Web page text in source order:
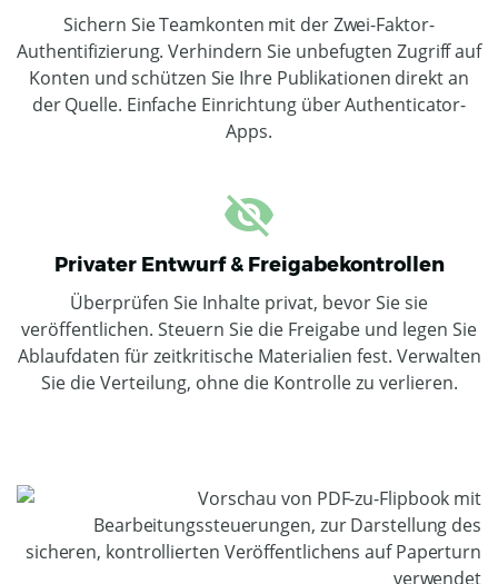
Sichern Sie Teamkonten mit der Zwei-Faktor-
Authentifizierung. Verhindern Sie unbefugten Zugriff auf
Konten und schützen Sie Ihre Publikationen direkt an
der Quelle. Einfache Einrichtung über Authenticator-
Apps.
Privater Entwurf & Freigabekontrollen
Überprüfen Sie Inhalte privat, bevor Sie sie
veröffentlichen. Steuern Sie die Freigabe und legen Sie
Ablaufdaten für zeitkritische Materialien fest. Verwalten
Sie die Verteilung, ohne die Kontrolle zu verlieren.